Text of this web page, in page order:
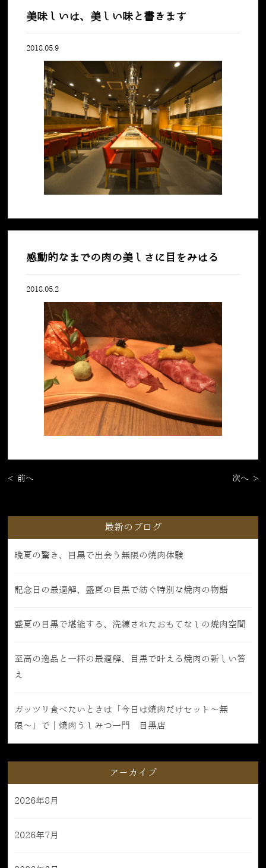
美味しいは、美しい味と書きます
2018.05.9
感動的なまでの肉の美しさに目をみはる
2018.05.2
< 前へ 次へ >
最新のブログ
晩夏の驚き、目黒で出会う無限の焼肉体験
記念日の最適解、盛夏の目黒で紡ぐ特別な焼肉の物語
盛夏の目黒で堪能する、洗練されたおもてなしの焼肉空間
至高の逸品と一杯の最適解、目黒で叶える焼肉の新しい答
え
ガッツリ食べたいときは「今日は焼肉だけセット〜無
限〜」で｜焼肉うしみつ一門 目黒店
アーカイブ
2026年8月
2026年7月